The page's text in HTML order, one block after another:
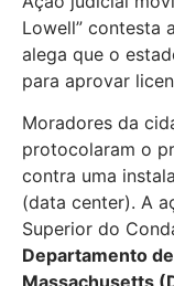
Lowell” contesta
alega que o
para aprovar
Moradores da
protocolaram o
contra uma
(data center). A
Superior do
Departamento